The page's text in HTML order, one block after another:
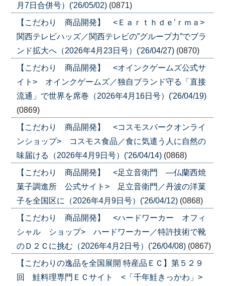
月7日合併号）('26/05/02) (0871)
【こだわり 商品開発】 <Ｅａｒｔｈｄｅ’ｒｍａ>
関西テレビハッズ／関西テレビの”グループ力”でブラ
ンド拡大へ（2026年4月23日号）('26/04/27) (0870)
【こだわり 商品開発】 <オインクゲームズ公式サ
イト> オインクゲームズ／独自ブランド守る「直接
流通」で世界を席巻（2026年4月16日号）('26/04/19)
(0869)
【こだわり 商品開発】 <コスモスパークオンライ
ンショップ> コスモス食品／食に気遣う人に自然の
味届ける（2026年4月9日号）('26/04/14) (0868)
【こだわり 商品開発】 <足立音衛門 ―仏蘭西焼
菓子調進所 公式サイト> 足立音衛門／丹波の洋菓
子を全国区に（2026年4月9日号）('26/04/12) (0868)
【こだわり 商品開発】 <ハードワーカー オフィ
シャル ショップ> ハードワーカー／特許技術で靴
のＤ２Ｃに挑む（2026年4月2日号）('26/04/08) (0867)
【こだわりの逸品を全国展開 特産品ＥＣ】第５２９
回 鮭料理専門ＥＣサイト <「千年鮭きっかわ」>